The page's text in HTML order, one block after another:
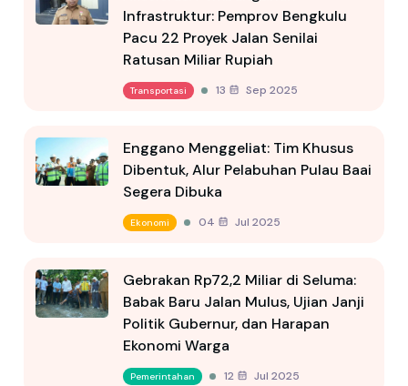
Infrastruktur: Pemprov Bengkulu
Pacu 22 Proyek Jalan Senilai
Ratusan Miliar Rupiah
Transportasi 13 Sep 2025
Enggano Menggeliat: Tim Khusus
Dibentuk, Alur Pelabuhan Pulau Baai
Segera Dibuka
Ekonomi 04 Jul 2025
Gebrakan Rp72,2 Miliar di Seluma:
Babak Baru Jalan Mulus, Ujian Janji
Politik Gubernur, dan Harapan
Ekonomi Warga
Pemerintahan 12 Jul 2025